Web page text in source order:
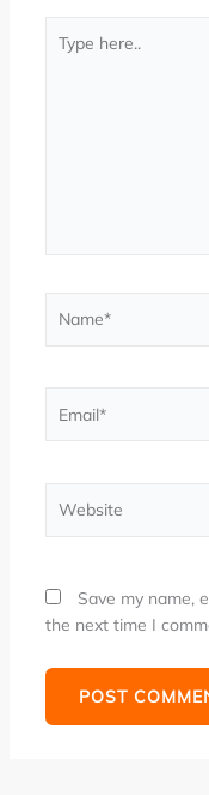
here..
Save my name,
the next time I